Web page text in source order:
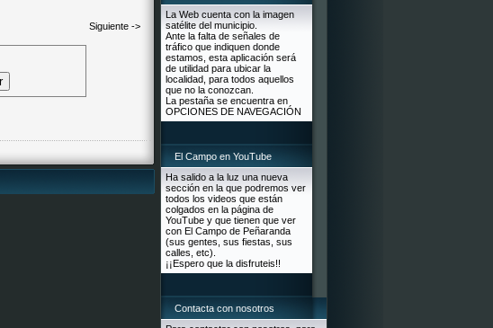
Siguiente ->
La Web cuenta con la imagen
satélite del municipio.
Ante la falta de señales de
tráfico que indiquen donde
estamos, esta aplicación será
de utilidad para ubicar la
localidad, para todos aquellos
que no la conozcan.
La pestaña se encuentra en
OPCIONES DE NAVEGACIÓN
El Campo en YouTube
Ha salido a la luz una nueva
sección en la que podremos ver
todos los videos que están
colgados en la página de
YouTube y que tienen que ver
con El Campo de Peñaranda
(sus gentes, sus fiestas, sus
calles, etc).
¡¡Espero que la disfruteis!!
Contacta con nosotros